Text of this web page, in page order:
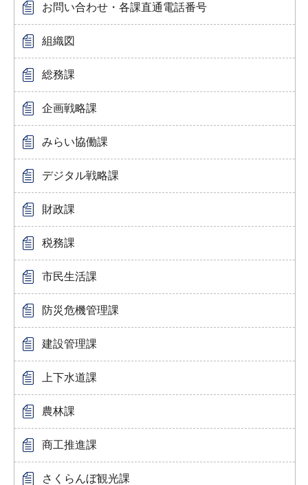
お問い合わせ・各課直通電話番号
組織図
総務課
企画戦略課
みらい協働課
デジタル戦略課
財政課
税務課
市民生活課
防災危機管理課
建設管理課
上下水道課
農林課
商工推進課
さくらんぼ観光課